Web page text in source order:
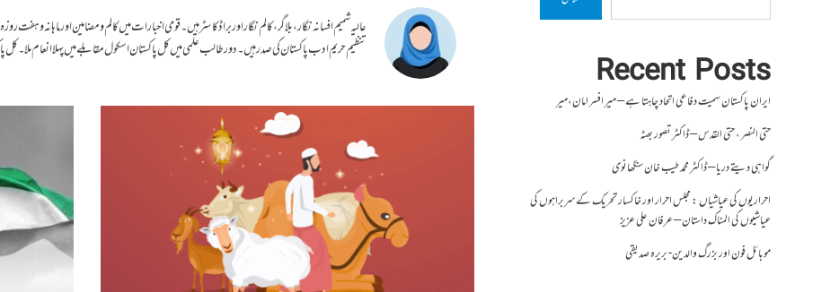
عالیہ شمیم افسانہ نگار، بلاگر، کالم نگار اور براڈ کاسٹر ہیں۔ قومی اخبارات میں کالم و مضامین اور ماہانہ
تنظیم حریم ادب پاکستان کی صدر ہیں۔ دور طالب علمی میں کل پاکستان اسکول مقابلے میں پہلا انعام ملا۔
Recent Posts
ایران پاکستان سمیت دفاعی اتحاد چاہتا ہے – میر افسر امان،میر
حتی النصر ، حتی القدس – ڈاکٹر تصور بھٹہ
گواہی دیتے دریا – ڈاکٹر محمد طیب خان سنگھانوی
احراریوں کی عیاشیاں : مجلس احرار اور خاکسار تحریک کے سربراہوں کی
عیاشیوں کی المناک داستان – عرفان علی عزیز
موبائل فون اور بزرگ والدین- بریرہ صدیقی